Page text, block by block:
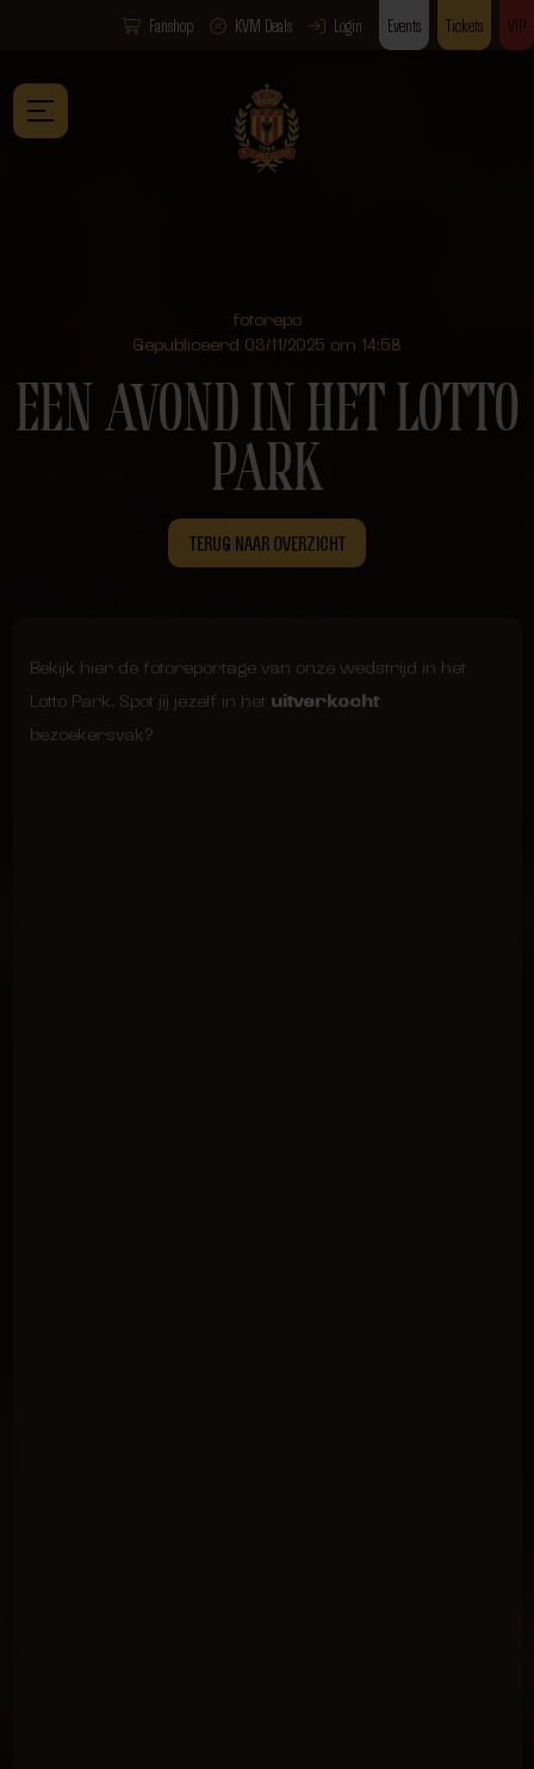
Fanshop KVM Deals Login Events Tickets VIP
fotorepo
Gepubliceerd 03/11/2025 om 14:58
EEN AVOND IN HET LOTTO
PARK
TERUG NAAR OVERZICHT
Bekijk hier de fotoreportage van onze wedstrijd in het
Lotto Park. Spot jij jezelf in het uitverkocht
bezoekersvak?